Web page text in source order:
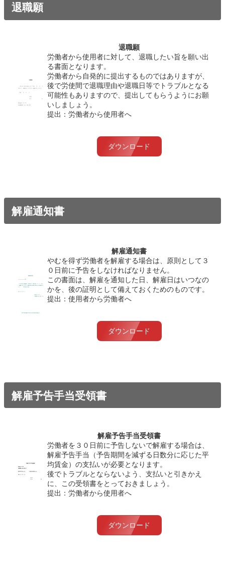
退職願
退職願
労働者から使用者に対して、退職したい旨を願い出
る書面となります。
労働者から自発的に提出するものではありますが、
後で労使間で退職理由や退職日等でトラブルとなる
可能性もありますので、提出してもらうようにお願
いしましょう。
提出：労働者から使用者へ
ダウンロード
解雇通知書
解雇通知書
やむを得ず労働者を解雇する場合は、原則として３
０日前に予告をしなければなりません。
この書面は、解雇を通知した日、解雇日はいつなの
かを、後の証明として備えておくためのものです。
提出：使用者から労働者へ
ダウンロード
解雇予告手当受領書
解雇予告手当受領書
労働者を３０日前に予告しないで解雇する場合は、
解雇予告手当（予告期間を減ずる日数分に応じた平
均賃金）の支払いが必要となります。
後でトラブルとならないよう、支払いと引きかえ
に、この受領書をとっておきましょう。
提出：労働者から使用者へ
ダウンロード